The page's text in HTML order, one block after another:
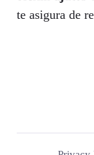
te asigura de